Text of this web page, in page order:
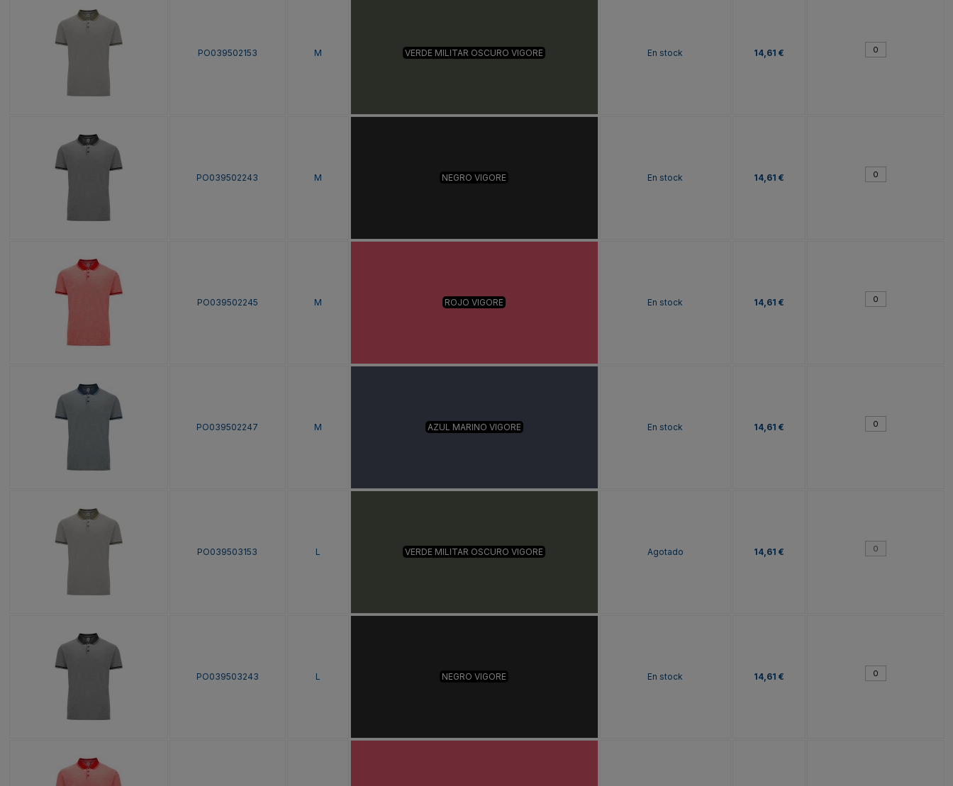
PO039502153 M VERDE MILITAR OSCURO VIGORE En stock 14,61 €
PO039502243 M NEGRO VIGORE En stock 14,61 €
PO039502245 M ROJO VIGORE En stock 14,61 €
PO039502247 M AZUL MARINO VIGORE En stock 14,61 €
PO039503153 L VERDE MILITAR OSCURO VIGORE Agotado 14,61 €
PO039503243 L NEGRO VIGORE En stock 14,61 €